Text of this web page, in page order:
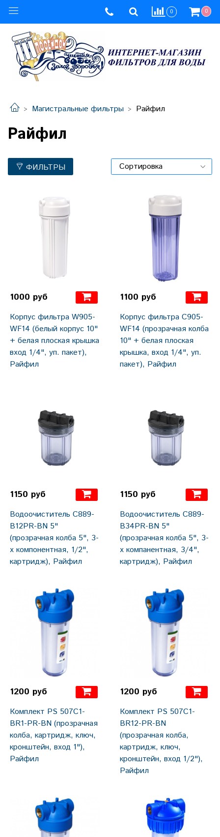
0 0
Магистральные фильтры Райфил
Райфил
ФИЛЬТРЫ
1000 руб
Корпус фильтра W905-
WF14 (белый корпус 10"
+ белая плоская крышка
вход 1/4", уп. пакет),
Райфил
1100 руб
Корпус фильтра C905-
WF14 (прозрачная колба
10" + белая плоская
крышка, вход 1/4", уп.
пакет), Райфил
1150 руб
Водоочиститель C889-
B12PR-BN 5"
(прозрачная колба 5", 3-
х компонентная, 1/2",
картридж), Райфил
1150 руб
Водоочиститель C889-
B34PR-BN 5"
(прозрачная колба 5", 3-
х компанентная, 3/4",
картридж), Райфил
1200 руб
Комплект PS 507С1-
BR1-PR-BN (прозрачная
колба, картридж, ключ,
кронштейн, вход 1"),
Райфил
1200 руб
Комплект PS 507С1-
BR12-PR-BN
(прозрачная колба,
картридж, ключ,
кронштейн, вход 1/2"),
Райфил